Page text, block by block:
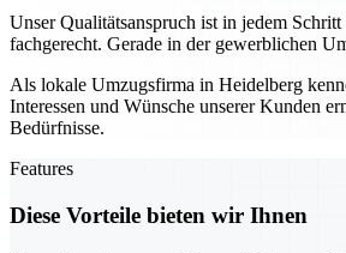
Unser Qualitätsanspruch ist in jedem
fachgerecht. Gerade in der gewerblichen
Als lokale Umzugsfirma in Heidelberg
Interessen und Wünsche unserer Kunden
Bedürfnisse.
Features
Diese Vorteile bieten wir Ihnen